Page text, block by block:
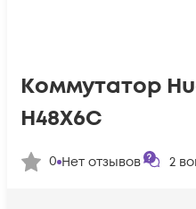
Коммутатор
H48X6C
0 Нет отзывов 2